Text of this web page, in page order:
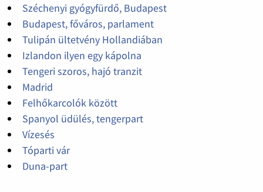
Széchenyi gyógyfürdő, Budapest
Budapest, főváros, parlament
Tulipán ültetvény Hollandiában
Izlandon ilyen egy kápolna
Tengeri szoros, hajó tranzit
Madrid
Felhőkarcolók között
Spanyol üdülés, tengerpart
Vízesés
Tóparti vár
Duna-part